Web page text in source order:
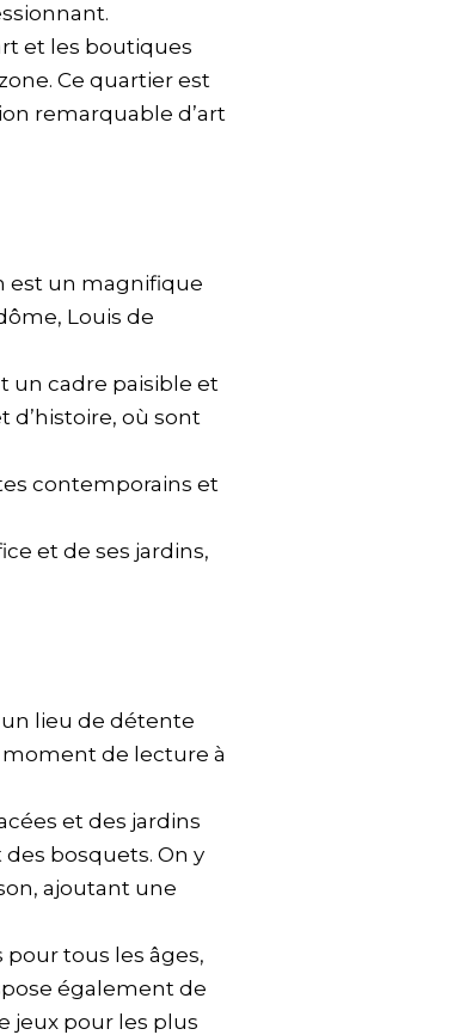
et les boutiques
Ce quartier est
remarquable d’art
est un magnifique
Louis de
un cadre paisible et
d’histoire, où sont
contemporains et
et de ses jardins,
lieu de détente
de lecture à
et des jardins
bosquets. On y
ajoutant une
tous les âges,
également de
jeux pour les plus